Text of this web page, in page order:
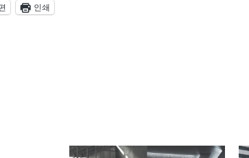
인쇄